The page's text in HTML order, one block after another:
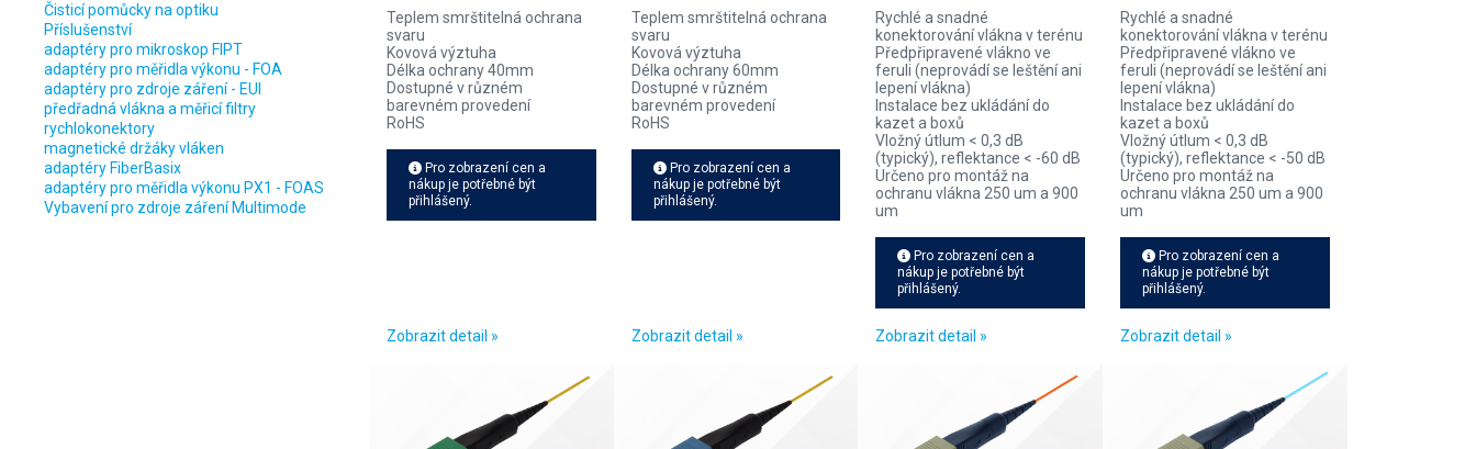
Čisticí pomůcky na optiku
Příslušenství
adaptéry pro mikroskop FIPT
adaptéry pro měřidla výkonu - FOA
adaptéry pro zdroje záření - EUI
předřadná vlákna a měřicí filtry
rychlokonektory
magnetické držáky vláken
adaptéry FiberBasix
adaptéry pro měřidla výkonu PX1 - FOAS
Vybavení pro zdroje záření Multimode
Teplem smrštitelná ochrana
svaru
Kovová výztuha
Délka ochrany 40mm
Dostupné v různém
barevném provedení
RoHS
Pro zobrazení cen a
nákup je potřebné být
přihlášený.
Zobrazit detail »
Teplem smrštitelná ochrana
svaru
Kovová výztuha
Délka ochrany 60mm
Dostupné v různém
barevném provedení
RoHS
Pro zobrazení cen a
nákup je potřebné být
přihlášený.
Zobrazit detail »
Rychlé a snadné
konektorování vlákna v terénu
Předpřipravené vlákno ve
feruli (neprovádí se leštění ani
lepení vlákna)
Instalace bez ukládání do
kazet a boxů
Vložný útlum < 0,3 dB
(typický), reflektance < -60 dB
Určeno pro montáž na
ochranu vlákna 250 um a 900
um
Pro zobrazení cen a
nákup je potřebné být
přihlášený.
Zobrazit detail »
Rychlé a snadné
konektorování vlákna v terénu
Předpřipravené vlákno ve
feruli (neprovádí se leštění ani
lepení vlákna)
Instalace bez ukládání do
kazet a boxů
Vložný útlum < 0,3 dB
(typický), reflektance < -50 dB
Určeno pro montáž na
ochranu vlákna 250 um a 900
um
Pro zobrazení cen a
nákup je potřebné být
přihlášený.
Zobrazit detail »